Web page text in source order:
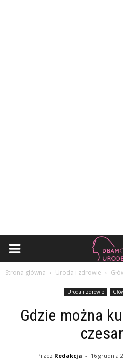
Strona główna Uroda i zdrowie
Uroda i zdrowie
Gdzie można
Przez Redakcja - 16 grudnia